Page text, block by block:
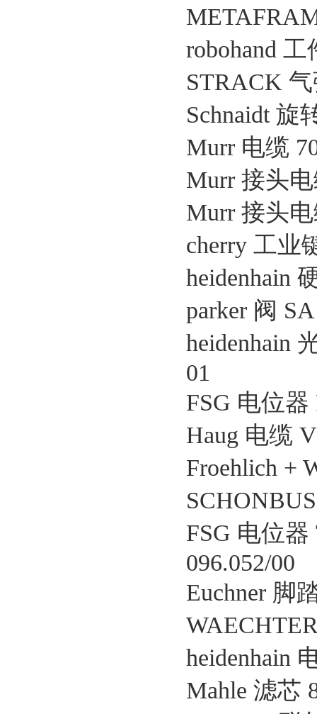
robohand
STRACK 气
Schnaidt 旋
Murr 电缆
Murr 接头电
Murr 接头电
cherry 工业
heidenhain
parker 阀
heidenhain
01
FSG 电位器
Haug 电缆
Froehlich +
FSG 电位器
096.052/00
Euchner 脚
heidenhain
Mahle 滤芯